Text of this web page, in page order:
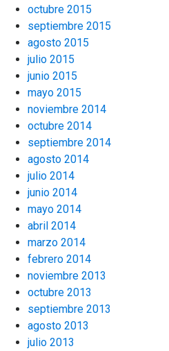
octubre 2015
septiembre 2015
agosto 2015
julio 2015
junio 2015
mayo 2015
noviembre 2014
octubre 2014
septiembre 2014
agosto 2014
julio 2014
junio 2014
mayo 2014
abril 2014
marzo 2014
febrero 2014
noviembre 2013
octubre 2013
septiembre 2013
agosto 2013
julio 2013